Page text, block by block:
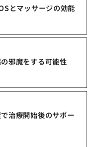
とマッサージの効能
邪魔をする可能性
治療開始後のサポー